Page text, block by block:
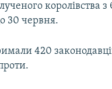
королівства з
30 червня.
420